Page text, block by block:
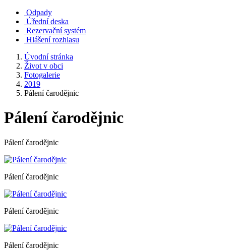
Odpady
Úřední deska
Rezervační systém
Hlášení rozhlasu
Úvodní stránka
Život v obci
Fotogalerie
2019
Pálení čarodějnic
Pálení čarodějnic
Pálení čarodějnic
Pálení čarodějnic
Pálení čarodějnic
Pálení čarodějnic